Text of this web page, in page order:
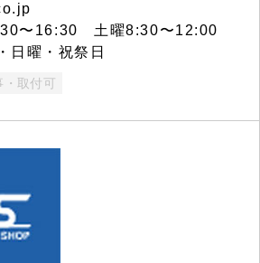
〜16:30 土曜8:30〜12:00
日曜・祝祭日
・取付可